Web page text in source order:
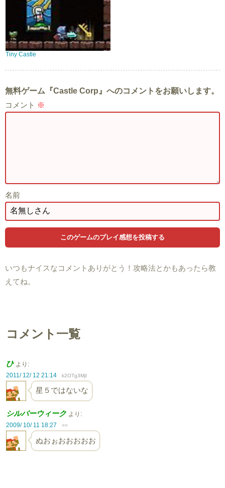
Tiny Castle
無料ゲーム『Castle Corp』へのコメントをお願いします。
コメント ※
名前
いつもナイスなコメントありがとう！攻略法とかもあったら教
えてね。
コメント一覧
ひ より:
2011/ 12/ 12 21:14
k2OTg3MjI
星５ではないな
シルバーウィーク より:
2009/ 10/ 11 18:27
==
ぬおぉおおおおお